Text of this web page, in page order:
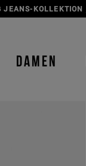
JEANS-KOLLEKTION
DAMEN